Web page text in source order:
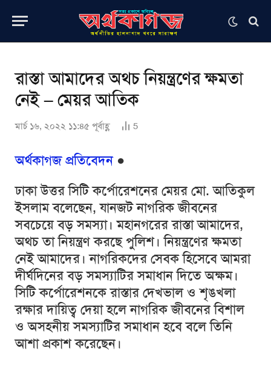
রাস্তা আমাদের অথচ নিয়ন্ত্রণের ক্ষমতা
নেই – মেয়র আতিক
মার্চ ১৬, ২০২২ ১১:৪৫ পূর্বাহ্ণ 5
অর্থকাগজ প্রতিবেদন●
ঢাকা উত্তর সিটি কর্পোরেশনের মেয়র মো. আতিকুল
ইসলাম বলেছেন, যানজট নাগরিক জীবনের
সবচেয়ে বড় সমস্যা। মহানগরের রাস্তা আমাদের,
অথচ তা নিয়ন্ত্রণ করছে পুলিশ। নিয়ন্ত্রণের ক্ষমতা
নেই আমাদের। নাগরিকদের সেবক হিসেবে আমরা
দীর্ঘদিনের বড় সমস্যাটির সমাধান দিতে অক্ষম।
সিটি কর্পোরেশনকে রাস্তার দেখভাল ও শৃঙখলা
রক্ষার দায়িত্ব দেয়া হলে নাগরিক জীবনের বিশাল
ও অসহনীয় সমস্যাটির সমাধান হবে বলে তিনি
আশা প্রকাশ করেছেন।